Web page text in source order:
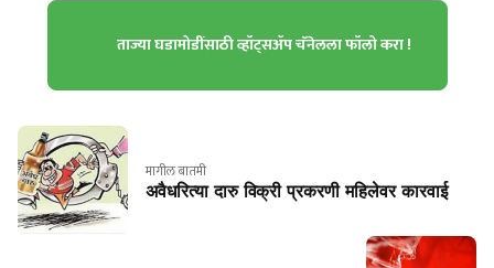
ताज्या घडामोडींसाठी व्हॉट्सॲप चॅनेलला फॉलो करा !
मागील बातमी
अवैधरित्या दारु विक्री प्रकरणी महिलेवर कारवाई